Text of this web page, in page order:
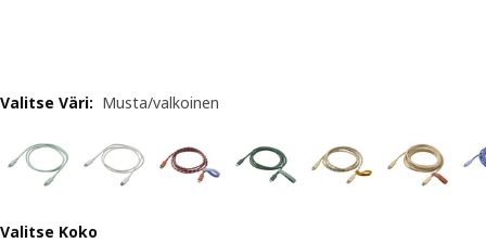
Valitse Väri: Musta/valkoinen
Valitse Koko